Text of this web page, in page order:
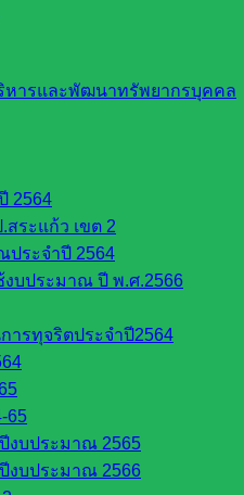
ารและพัฒนาทรัพยากรบุคคล
2564
ระแก้ว เขต 2
ประจำปี 2564
งบประมาณ ปี พ.ศ.2566
ารทุจริตประจำปี2564
65
งบประมาณ 2565
งบประมาณ 2566